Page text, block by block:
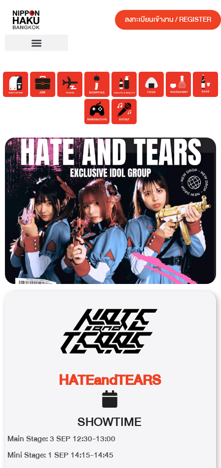
ลงทะเบียนเข้างาน / REGISTER
HATEandTEARS
SHOWTIME
Main Stage: 3 SEP 12:30-13:00
Mini Stage: 1 SEP 14:15-14:45